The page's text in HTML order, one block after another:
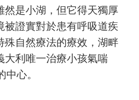
然是小湖，但它得天獨厚
被證實對於患有呼吸道疾
殊自然療法的療效，湖畔
大利唯一治療小孩氣喘
心。